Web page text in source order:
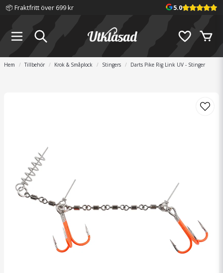
📦 Fraktfritt över 699 kr 5.0
Hem Tillbehör Krok & Småplock Stingers Darts Pike Rig Link UV - Stinger